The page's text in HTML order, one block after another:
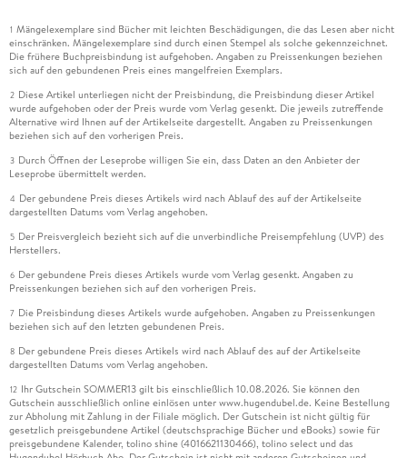
1 Mängelexemplare sind Bücher mit leichten Beschädigungen, die das Lesen aber nicht
einschränken. Mängelexemplare sind durch einen Stempel als solche gekennzeichnet.
Die frühere Buchpreisbindung ist aufgehoben. Angaben zu Preissenkungen beziehen
sich auf den gebundenen Preis eines mangelfreien Exemplars.
2 Diese Artikel unterliegen nicht der Preisbindung, die Preisbindung dieser Artikel
wurde aufgehoben oder der Preis wurde vom Verlag gesenkt. Die jeweils zutreffende
Alternative wird Ihnen auf der Artikelseite dargestellt. Angaben zu Preissenkungen
beziehen sich auf den vorherigen Preis.
3 Durch Öffnen der Leseprobe willigen Sie ein, dass Daten an den Anbieter der
Leseprobe übermittelt werden.
4 Der gebundene Preis dieses Artikels wird nach Ablauf des auf der Artikelseite
dargestellten Datums vom Verlag angehoben.
5 Der Preisvergleich bezieht sich auf die unverbindliche Preisempfehlung (UVP) des
Herstellers.
6 Der gebundene Preis dieses Artikels wurde vom Verlag gesenkt. Angaben zu
Preissenkungen beziehen sich auf den vorherigen Preis.
7 Die Preisbindung dieses Artikels wurde aufgehoben. Angaben zu Preissenkungen
beziehen sich auf den letzten gebundenen Preis.
8 Der gebundene Preis dieses Artikels wird nach Ablauf des auf der Artikelseite
dargestellten Datums vom Verlag angehoben.
12 Ihr Gutschein SOMMER13 gilt bis einschließlich 10.08.2026. Sie können den
Gutschein ausschließlich online einlösen unter www.hugendubel.de. Keine Bestellung
zur Abholung mit Zahlung in der Filiale möglich. Der Gutschein ist nicht gültig für
gesetzlich preisgebundene Artikel (deutschsprachige Bücher und eBooks) sowie für
preisgebundene Kalender, tolino shine (4016621130466), tolino select und das